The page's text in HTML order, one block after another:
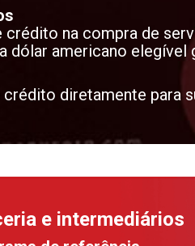
crédito na compra de
dólar americano elegível
diretamente para
e intermediários